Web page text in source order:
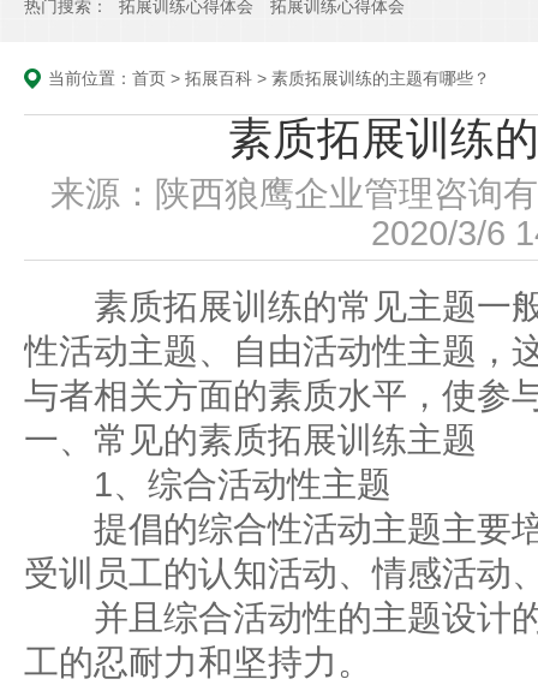
热门搜索： 拓展训练心得体会 拓展训练心得体会
当前位置： 首页 > 拓展百科 > 素质拓展训练的主题有哪些？
素质拓展训练
来源：陕西狼鹰企业管理咨询
2020/3/6
素质拓展训练的常见主题一
性活动主题、自由活动性主题，
与者相关方面的素质水平，使参
一、常见的素质拓展训练主题
1、综合活动性主题
提倡的综合性活动主题主要
受训员工的认知活动、情感活动
并且综合活动性的主题设计
工的忍耐力和坚持力。